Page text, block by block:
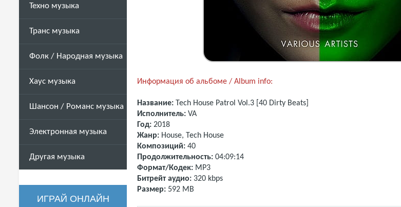
Техно музыка
Транс музыка
Фолк / Народная музыка
Хаус музыка
Шансон / Романс музыка
Электронная музыка
Другая музыка
ИГРАЙ ОНЛАЙН
Информация об альбоме / Album info:
Название: Tech House Patrol Vol.3 [40 Dirty Beats]
Исполнитель: VA
Год: 2018
Жанр: House, Tech House
Композиций: 40
Продолжительность: 04:09:14
Формат/Кодек: MP3
Битрейт аудио: 320 kbps
Размер: 592 MB